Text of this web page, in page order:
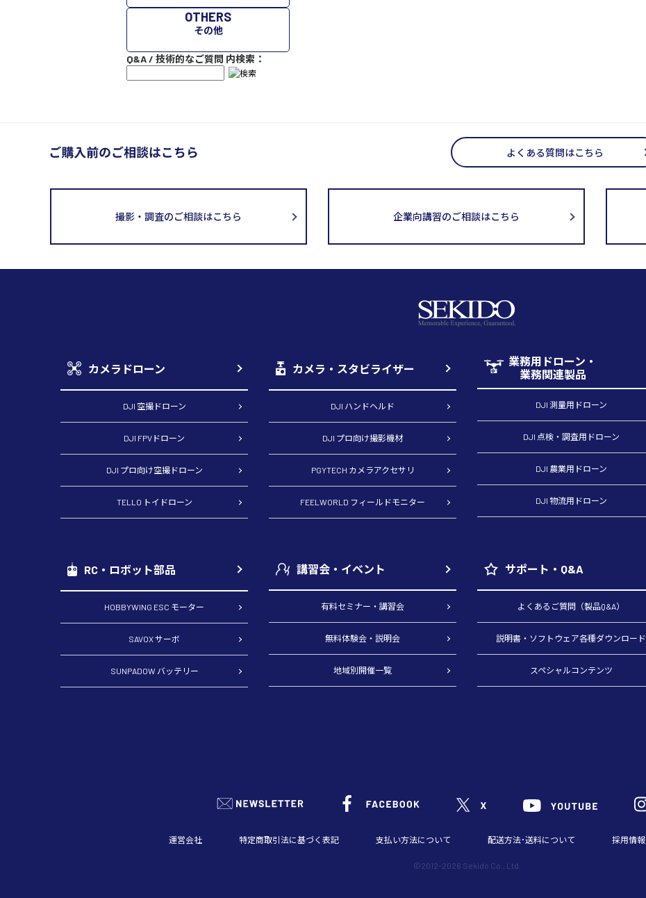
OTHERS
その他
Q&A / 技術的なご質問 内検索：
よくある質問はこちら
撮影・調査のご相談はこちら 企業向講習のご相談はこちら
カメラドローン
DJI 空撮ドローン
DJI FPVドローン
DJI プロ向け空撮ドローン
TELLO トイドローン
カメラ・スタビライザー
DJI ハンドヘルド
DJI プロ向け撮影機材
PGYTECH カメラアクセサリ
FEELWORLD フィールドモニター
業務用ドローン・
業務関連製品
DJI 測量用ドローン
DJI 点検・調査用ドローン
DJI 農業用ドローン
DJI 物流用ドローン
RC・ロボット部品
HOBBYWING ESC モーター
SAVOX サーボ
SUNPADOW バッテリー
講習会・イベント
有料セミナー・講習会
無料体験会・説明会
地域別開催一覧
サポート・Q&A
よくあるご質問（製品Q&A）
説明書・ソフトウェア各種ダウンロード
スペシャルコンテンツ
運営会社 特定商取引法に基づく表記 支払い方法について 配送方法･送料について 採用情報
©2012-2026 Sekido Co., Ltd.